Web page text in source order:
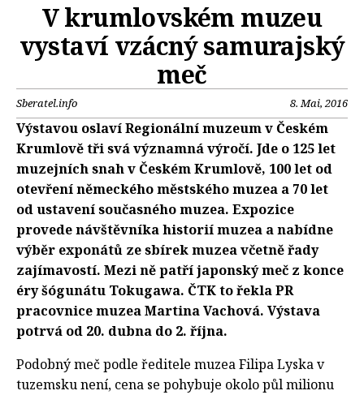
V krumlovském muzeu
vystaví vzácný samurajský
meč
Sberatel.info 8. Mai, 2016
Výstavou oslaví Regionální muzeum v Českém
Krumlově tři svá významná výročí. Jde o 125 let
muzejních snah v Českém Krumlově, 100 let od
otevření německého městského muzea a 70 let
od ustavení současného muzea. Expozice
provede návštěvníka historií muzea a nabídne
výběr exponátů ze sbírek muzea včetně řady
zajímavostí. Mezi ně patří japonský meč z konce
éry šógunátu Tokugawa. ČTK to řekla PR
pracovnice muzea Martina Vachová. Výstava
potrvá od 20. dubna do 2. října.
Podobný meč podle ředitele muzea Filipa Lyska v
tuzemsku není, cena se pohybuje okolo půl milionu